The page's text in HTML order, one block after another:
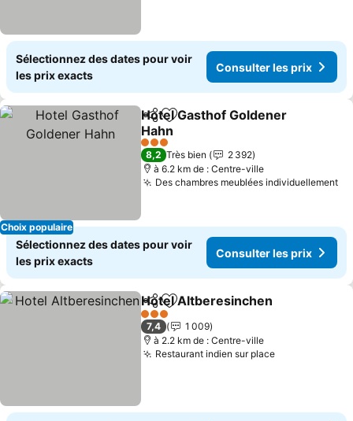
Sélectionnez des dates pour voir
les prix exacts
Consulter les prix
Choix populaire
PartagerAjouter à mes favoris
Hotel Gasthof Goldener
Hahn
3 Étoiles
8,2 Très bien
2 392
à 6.2 km de : Centre-ville
Des chambres meublées individuellement
Sélectionnez des dates pour voir
les prix exacts
Consulter les prix
PartagerAjouter à mes favoris
Hotel Altberesinchen
3 Étoiles
7,4
1 009
à 2.2 km de : Centre-ville
Restaurant indien sur place